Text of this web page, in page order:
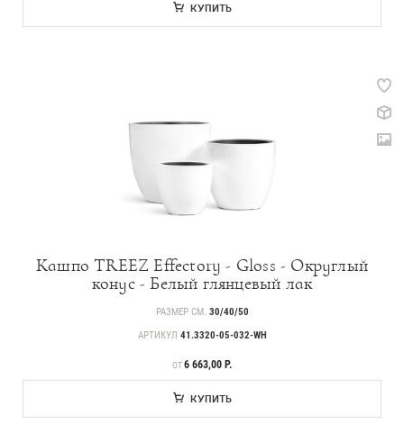
КУПИТЬ
Кашпо TREEZ Effectory - Gloss - Округлый
конус - Белый глянцевый лак
РАЗМЕР СМ. 30/40/50
АРТИКУЛ 41.3320-05-032-WH
ЦЕНА
ОТ6 663,00 Р.
КУПИТЬ